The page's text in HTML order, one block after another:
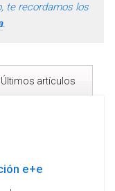
te recordamos los
.
Últimos artículos
e+e